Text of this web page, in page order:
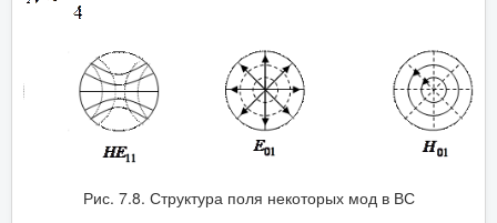
Рис. 7.8. Структура поля некоторых мод в ВС